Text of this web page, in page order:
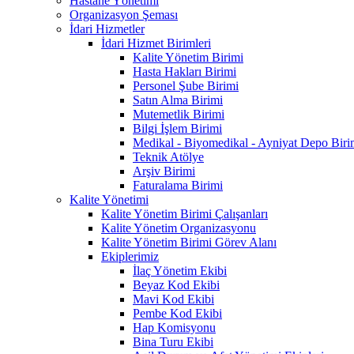
Organizasyon Şeması
İdari Hizmetler
İdari Hizmet Birimleri
Kalite Yönetim Birimi
Hasta Hakları Birimi
Personel Şube Birimi
Satın Alma Birimi
Mutemetlik Birimi
Bilgi İşlem Birimi
Medikal - Biyomedikal - Ayniyat Depo
Teknik Atölye
Arşiv Birimi
Faturalama Birimi
Kalite Yönetimi
Kalite Yönetim Birimi Çalışanları
Kalite Yönetim Organizasyonu
Kalite Yönetim Birimi Görev Alanı
Ekiplerimiz
İlaç Yönetim Ekibi
Beyaz Kod Ekibi
Mavi Kod Ekibi
Pembe Kod Ekibi
Hap Komisyonu
Bina Turu Ekibi